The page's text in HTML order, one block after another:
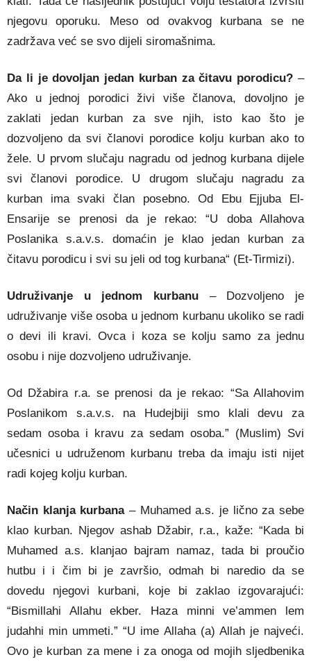
njegovu oporuku. Meso od ovakvog kurbana se ne
zadržava već se svo dijeli siromašnima.
Da li je dovoljan jedan kurban za čitavu porodicu? –
Ako u jednoj porodici živi više članova, dovoljno je
zaklati jedan kurban za sve njih, isto kao što je
dozvoljeno da svi članovi porodice kolju kurban ako to
žele. U prvom slučaju nagradu od jednog kurbana dijele
svi članovi porodice. U drugom slučaju nagradu za
kurban ima svaki član posebno. Od Ebu Ejjuba El-
Ensarije se prenosi da je rekao: “U doba Allahova
Poslanika s.a.v.s. domaćin je klao jedan kurban za
čitavu porodicu i svi su jeli od tog kurbana“ (Et-Tirmizi).
Udruživanje u jednom kurbanu – Dozvoljeno je
udruživanje više osoba u jednom kurbanu ukoliko se radi
o devi ili kravi. Ovca i koza se kolju samo za jednu
osobu i nije dozvoljeno udruživanje.
Od Džabira r.a. se prenosi da je rekao: “Sa Allahovim
Poslanikom s.a.v.s. na Hudejbiji smo klali devu za
sedam osoba i kravu za sedam osoba.” (Muslim) Svi
učesnici u udruženom kurbanu treba da imaju isti nijet
radi kojeg kolju kurban.
Način klanja kurbana– Muhamed a.s. je lično za sebe
klao kurban. Njegov ashab Džabir, r.a., kaže: “Kada bi
Muhamed a.s. klanjao bajram namaz, tada bi proučio
hutbu i i čim bi je završio, odmah bi naredio da se
dovedu njegovi kurbani, koje bi zaklao izgovarajući:
“Bismillahi Allahu ekber. Haza minni ve’ammen lem
judahhi min ummeti.” “U ime Allaha (a) Allah je najveći.
Ovo je kurban za mene i za onoga od mojih sljedbenika